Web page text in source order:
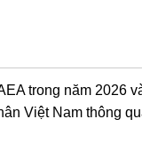
trong năm 2026
Việt Nam thông